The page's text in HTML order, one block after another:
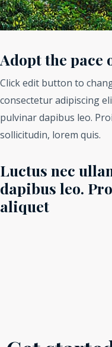
Adopt the pace
Click edit button to
consectetur adipiscing
pulvinar dapibus leo.
sollicitudin, lorem quis.
Luctus nec
dapibus leo.
aliquet